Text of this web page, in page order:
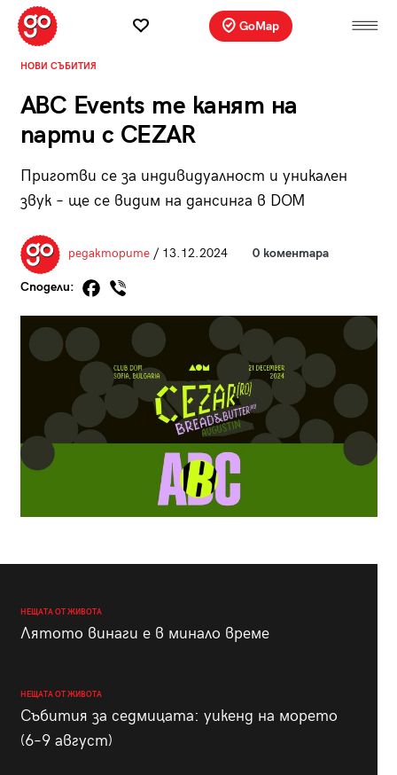
GoMap
НОВИ СЪБИТИЯ
ABC Events те канят на
парти с CEZAR
Приготви се за индивидуалност и уникален
звук – ще се видим на дансинга в DOM
редакторите/ 13.12.2024 0 коментара
Сподели:
НЕЩАТА ОТ ЖИВОТА
Лятото винаги е в минало време
НЕЩАТА ОТ ЖИВОТА
Събития за седмицата: уикенд на морето
(6–9 август)